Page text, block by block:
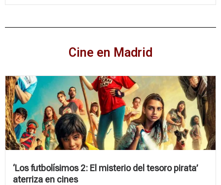
Cine en Madrid
‘Los futbolísimos 2: El misterio del tesoro pirata’
aterriza en cines